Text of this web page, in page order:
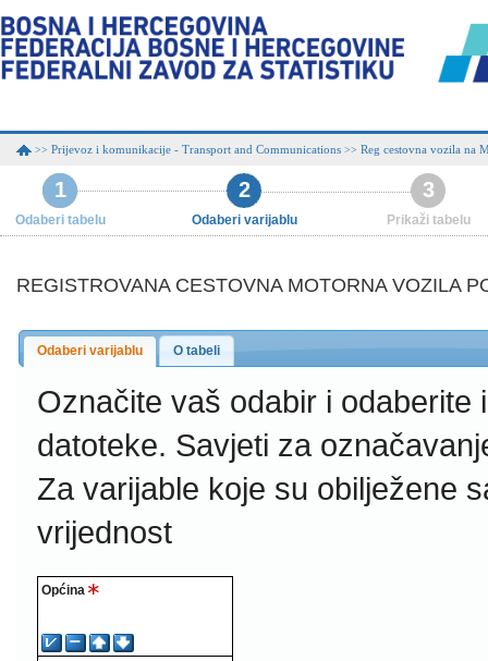
>> Prijevoz i komunikacije - Transport and Communications >> Reg cestovna vozila na
1
Odaberi tabelu
2
Odaberi varijablu
3
Prikaži tabelu
REGISTROVANA CESTOVNA MOTORNA VOZILA
Odaberi varijablu O tabeli
Označite vaš odabir i
datoteke. Savjeti za
Za varijable koje su obilježene
vrijednost
Općina